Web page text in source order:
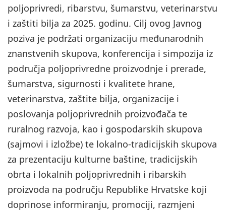
poljoprivredi, ribarstvu, šumarstvu, veterinarstvu
i zaštiti bilja za 2025. godinu. Cilj ovog Javnog
poziva je podržati organizaciju međunarodnih
znanstvenih skupova, konferencija i simpozija iz
područja poljoprivredne proizvodnje i prerade,
šumarstva, sigurnosti i kvalitete hrane,
veterinarstva, zaštite bilja, organizacije i
poslovanja poljoprivrednih proizvođača te
ruralnog razvoja, kao i gospodarskih skupova
(sajmovi i izložbe) te lokalno-tradicijskih skupova
za prezentaciju kulturne baštine, tradicijskih
obrta i lokalnih poljoprivrednih i ribarskih
proizvoda na području Republike Hrvatske koji
doprinose informiranju, promociji, razmjeni